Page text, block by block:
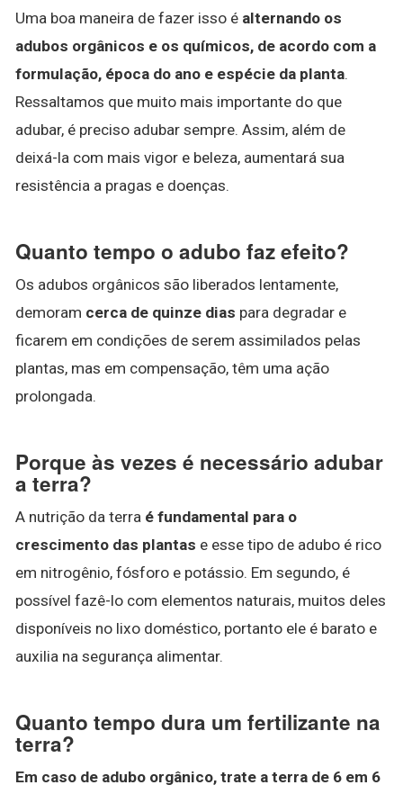
Uma boa maneira de fazer isso é alternando os
adubos orgânicos e os químicos, de acordo com a
formulação, época do ano e espécie da planta.
Ressaltamos que muito mais importante do que
adubar, é preciso adubar sempre. Assim, além de
deixá-la com mais vigor e beleza, aumentará sua
resistência a pragas e doenças.
Quanto tempo o adubo faz efeito?
Os adubos orgânicos são liberados lentamente,
demoram cerca de quinze dias para degradar e
ficarem em condições de serem assimilados pelas
plantas, mas em compensação, têm uma ação
prolongada.
Porque às vezes é necessário adubar
a terra?
A nutrição da terra é fundamental para o
crescimento das plantas e esse tipo de adubo é rico
em nitrogênio, fósforo e potássio. Em segundo, é
possível fazê-lo com elementos naturais, muitos deles
disponíveis no lixo doméstico, portanto ele é barato e
auxilia na segurança alimentar.
Quanto tempo dura um fertilizante na
terra?
Em caso de adubo orgânico, trate a terra de 6 em 6